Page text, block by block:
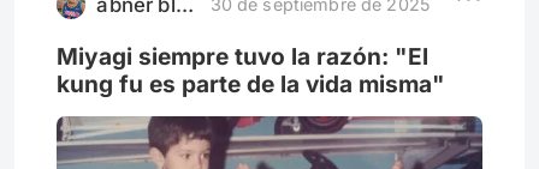
30 de septiembre de 2025
Miyagi siempre tuvo la razón: "El
kung fu es parte de la vida misma"